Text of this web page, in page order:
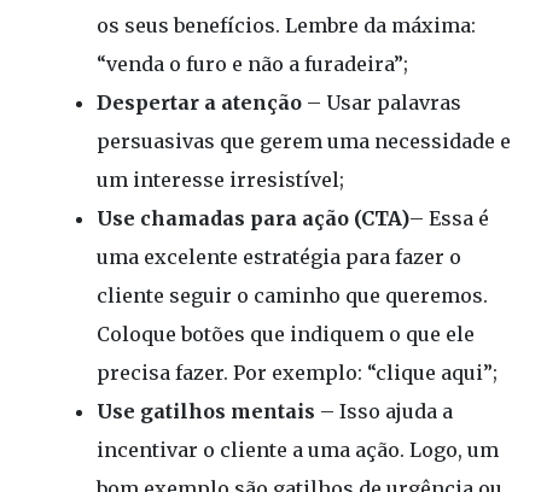
os seus benefícios. Lembre da máxima:
“venda o furo e não a furadeira”;
Despertar a atenção – Usar palavras
persuasivas que gerem uma necessidade e
um interesse irresistível;
Use chamadas para ação (CTA)– Essa é
uma excelente estratégia para fazer o
cliente seguir o caminho que queremos.
Coloque botões que indiquem o que ele
precisa fazer. Por exemplo: “clique aqui”;
Use gatilhos mentais – Isso ajuda a
incentivar o cliente a uma ação. Logo, um